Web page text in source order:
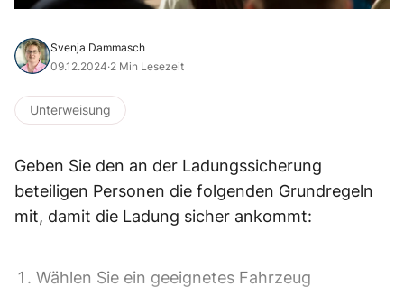
Svenja Dammasch
09.12.2024·2 Min Lesezeit
Unterweisung
Geben Sie den an der Ladungssicherung
beteiligen Personen die folgenden Grundregeln
mit, damit die Ladung sicher ankommt:
Wählen Sie ein geeignetes Fahrzeug